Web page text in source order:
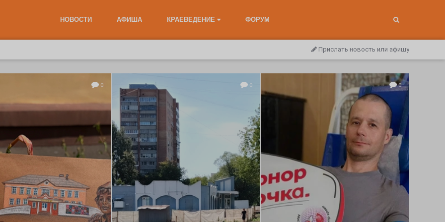
НОВОСТИ АФИША КРАЕВЕДЕНИЕ ФОРУМ
Прислать новость или афишу
0 0 0